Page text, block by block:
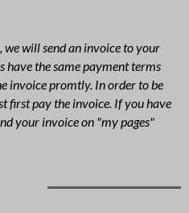
will send an invoice to your
have the same payment terms
invoice promtly. In order to be
first pay the invoice. If you have
your invoice on "my pages"